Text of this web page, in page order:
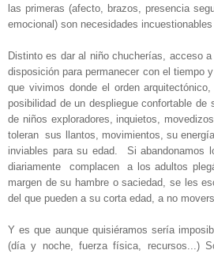
las primeras (afecto, brazos, presencia
emocional) son necesidades
Distinto es dar al niño chucherías, acceso
disposición para permanecer con el tiempo
que vivimos donde el orden
posibilidad de un despliegue confortable de
de niños exploradores, inquietos,
toleran sus llantos, movimientos, su
inviables para su edad. Si abandonamos
diariamente complacen a los adultos
margen de su hambre o saciedad, se les
del que pueden a su corta edad, a no
Y es que aunque quisiéramos sería
(día y noche, fuerza física, recursos...)